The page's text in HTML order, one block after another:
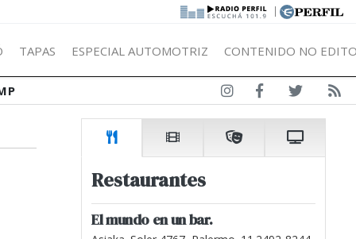
|
TAPAS ESPECIAL AUTOMOTRIZ CONTENIDO NO
Restaurantes
El mundo en un bar.